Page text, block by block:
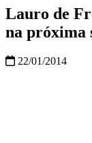
Lauro de
na próxima
22/01/2014